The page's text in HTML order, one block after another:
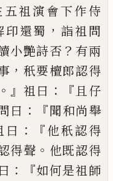
五祖演會下作侍
印還蜀 ， 詣祖問
小艷詩否 ？ 有兩
， 秖要檀郎認得
。』 祖曰 ：『 且仔
曰 ：『聞和尚舉
曰 ：『他秖認得
得聲 。 他既認得
：『如何是祖師